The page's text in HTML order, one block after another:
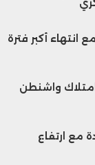
أكبر فترة
امتلاك واشنطن
مع ارتفاع